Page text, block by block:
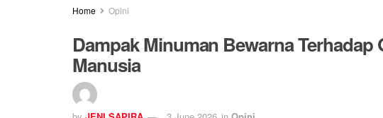
Home Opini
Dampak Minuman Bewarna Terhadap
Manusia